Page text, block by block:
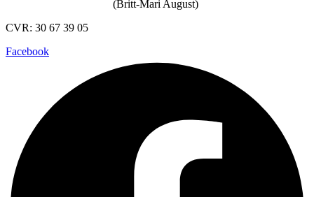
(Britt-Mari August)
CVR: 30 67 39 05
Facebook